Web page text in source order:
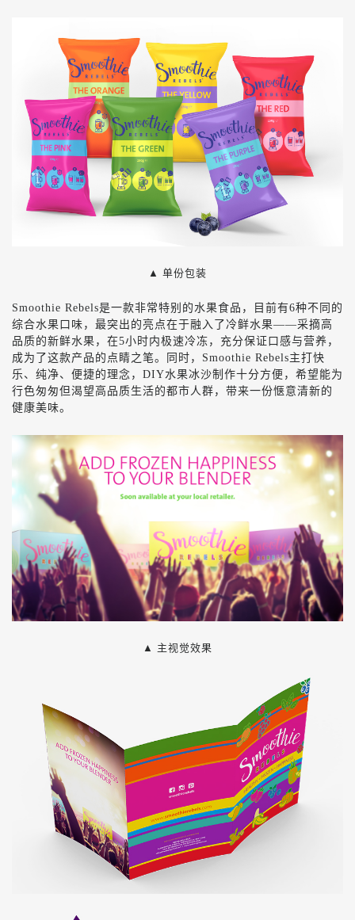
▲ 单份包装
Smoothie Rebels是一款非常特别的水果食品，目前有6种不同的
综合水果口味，最突出的亮点在于融入了冷鲜水果——采摘高
品质的新鲜水果，在5小时内极速冷冻，充分保证口感与营养，
成为了这款产品的点睛之笔。同时，Smoothie Rebels主打快
乐、纯净、便捷的理念，DIY水果冰沙制作十分方便，希望能为
行色匆匆但渴望高品质生活的都市人群，带来一份惬意清新的
健康美味。
▲ 主视觉效果